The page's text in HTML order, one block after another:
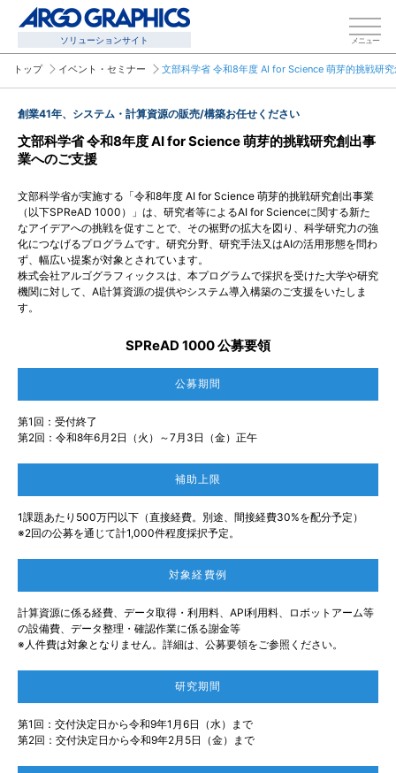
メニュー
ソリューションサイト
トップ イベント・セミナー 文部科学省 令和8年度 AI for Science 萌芽的挑戦研
創業41年、システム・計算資源の販売/構築お任せください
文部科学省 令和8年度 AI for Science 萌芽的挑戦研究創出事
業へのご支援
文部科学省が実施する「令和8年度 AI for Science 萌芽的挑戦研究創出事業
（以下SPReAD 1000）」は、研究者等によるAI for Scienceに関する新た
なアイデアへの挑戦を促すことで、その裾野の拡大を図り、科学研究力の強
化につなげるプログラムです。研究分野、研究手法又はAIの活用形態を問わ
ず、幅広い提案が対象とされています。
株式会社アルゴグラフィックスは、本プログラムで採択を受けた大学や研究
機関に対して、AI計算資源の提供やシステム導入構築のご支援をいたしま
す。
SPReAD 1000 公募要領
公募期間
第1回：受付終了
第2回：令和8年6月2日（火）～7月3日（金）正午
補助上限
1課題あたり500万円以下（直接経費。別途、間接経費30%を配分予定）
※2回の公募を通じて計1,000件程度採択予定。
対象経費例
計算資源に係る経費、データ取得・利用料、API利用料、ロボットアーム等
の設備費、データ整理・確認作業に係る謝金等
※人件費は対象となりません。詳細は、公募要領をご参照ください。
研究期間
第1回：交付決定日から令和9年1月6日（水）まで
第2回：交付決定日から令和9年2月5日（金）まで